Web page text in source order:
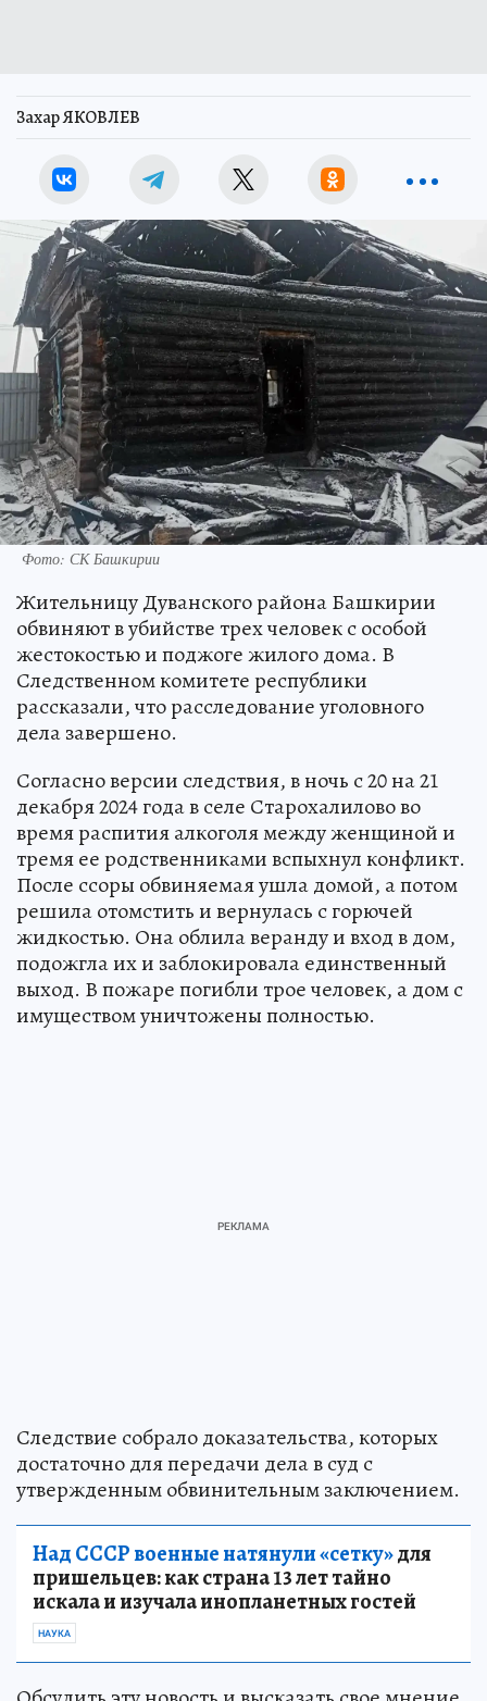
Захар ЯКОВЛЕВ
Фото: СК Башкирии
Жительницу Дуванского района Башкирии
обвиняют в убийстве трех человек с особой
жестокостью и поджоге жилого дома. В
Следственном комитете республики
рассказали, что расследование уголовного
дела завершено.
Согласно версии следствия, в ночь с 20 на 21
декабря 2024 года в селе Старохалилово во
время распития алкоголя между женщиной и
тремя ее родственниками вспыхнул конфликт.
После ссоры обвиняемая ушла домой, а потом
решила отомстить и вернулась с горючей
жидкостью. Она облила веранду и вход в дом,
подожгла их и заблокировала единственный
выход. В пожаре погибли трое человек, а дом с
имуществом уничтожены полностью.
Следствие собрало доказательства, которых
достаточно для передачи дела в суд с
утвержденным обвинительным заключением.
Над СССР военные натянули «сетку»для
пришельцев: как страна 13 лет тайно
искала и изучала инопланетных гостей
НАУКА